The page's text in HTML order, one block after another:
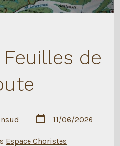
de
Date
de
11/06/2026
Espace Choristes